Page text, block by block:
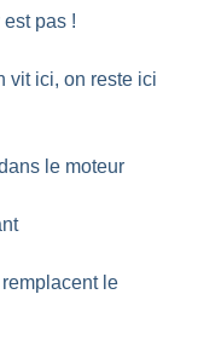
est pas !
vit ici, on reste ici
le moteur
le